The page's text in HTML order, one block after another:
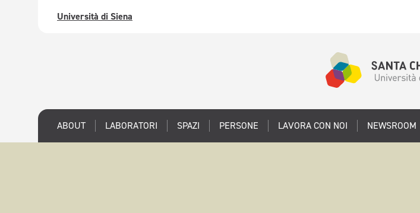
Università di Siena
ABOUT LABORATORI SPAZI PERSONE LAVORA CON NOI NEWSROOM